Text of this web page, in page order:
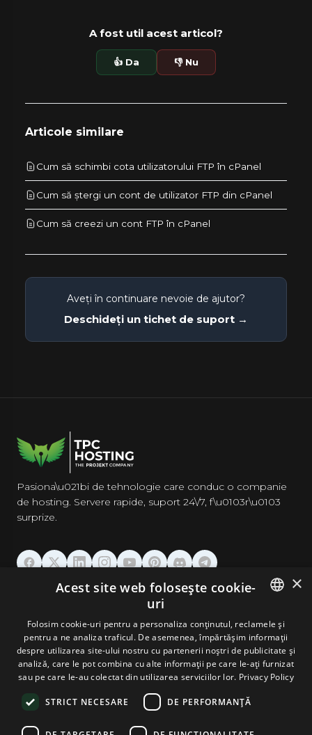
A fost util acest articol?
👍 Da 👎 Nu
Articole similare
Cum să schimbi cota utilizatorului FTP în cPanel
Cum să ștergi un cont de utilizator FTP din cPanel
Cum să creezi un cont FTP în cPanel
Aveți în continuare nevoie de ajutor?
Deschideți un tichet de suport →
Pasiona\u021bi de tehnologie care conduc o companie
de hosting. Servere rapide, suport 24\/7, f\u0103r\u0103
surprize.
GĂZDUIRE
DOMENII & EMAIL
UNELTE & SECURITATE
COMPANIE
ENGLISH
GERMAN
ROMANIAN
×
Acest site web folosește cookie-
uri
Folosim cookie-uri pentru a personaliza conținutul, reclamele și
pentru a ne analiza traficul. De asemenea, împărtășim informații
despre utilizarea site-ului nostru cu partenerii noștri de publicitate și
analiză, care le pot combina cu alte informații pe care le-ați furnizat
sau pe care le-au colectat din utilizarea serviciilor lor. Privacy Policy
STRICT NECESARE DE PERFORMANȚĂ